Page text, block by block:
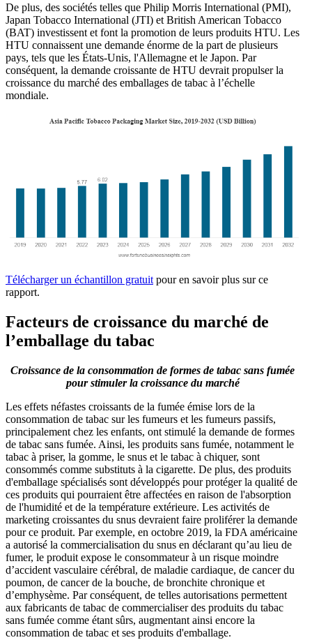
De plus, des sociétés telles que Philip Morris International (PMI),
Japan Tobacco International (JTI) et British American Tobacco
(BAT) investissent et font la promotion de leurs produits HTU. Les
HTU connaissent une demande énorme de la part de plusieurs
pays, tels que les États-Unis, l'Allemagne et le Japon. Par
conséquent, la demande croissante de HTU devrait propulser la
croissance du marché des emballages de tabac à l’échelle
mondiale.
Télécharger un échantillon gratuitpour en savoir plus sur ce
rapport.
Facteurs de croissance du marché de
l’emballage du tabac
Croissance de la consommation de formes de tabac sans fumée
pour stimuler la croissance du marché
Les effets néfastes croissants de la fumée émise lors de la
consommation de tabac sur les fumeurs et les fumeurs passifs,
principalement chez les enfants, ont stimulé la demande de formes
de tabac sans fumée. Ainsi, les produits sans fumée, notamment le
tabac à priser, la gomme, le snus et le tabac à chiquer, sont
consommés comme substituts à la cigarette. De plus, des produits
d'emballage spécialisés sont développés pour protéger la qualité de
ces produits qui pourraient être affectées en raison de l'absorption
de l'humidité et de la température extérieure. Les activités de
marketing croissantes du snus devraient faire proliférer la demande
pour ce produit. Par exemple, en octobre 2019, la FDA américaine
a autorisé la commercialisation du snus en déclarant qu’au lieu de
fumer, le produit expose le consommateur à un risque moindre
d’accident vasculaire cérébral, de maladie cardiaque, de cancer du
poumon, de cancer de la bouche, de bronchite chronique et
d’emphysème. Par conséquent, de telles autorisations permettent
aux fabricants de tabac de commercialiser des produits du tabac
sans fumée comme étant sûrs, augmentant ainsi encore la
consommation de tabac et ses produits d'emballage.